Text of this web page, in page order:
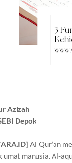
Azizah
Depok
Al-Qur’an
manusia. Al-